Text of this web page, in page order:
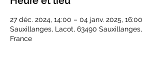
27 déc. 2024, 14:00 – 04 janv. 2025, 16:00
Sauxillanges, Lacot, 63490 Sauxillanges,
France